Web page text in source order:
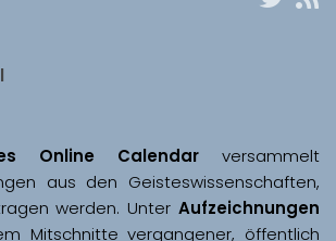
Online Calendar versammelt
aus den Geisteswissenschaften,
werden. Unter Aufzeichnungen
Mitschnitte vergangener, öffentlich